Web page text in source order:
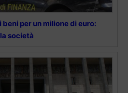
per un milione di euro:
società